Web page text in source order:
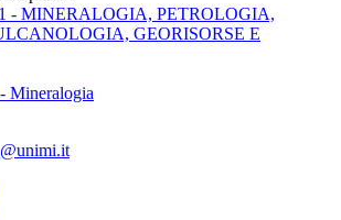
- MINERALOGIA, PETROLOGIA,
GEORISORSE E
Mineralogia